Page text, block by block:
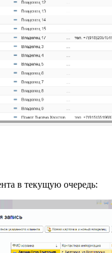
в текущую очередь: